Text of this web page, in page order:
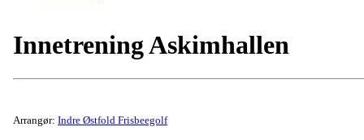
Innetrening Askimhallen
Arrangør: Indre Østfold Frisbeegolf